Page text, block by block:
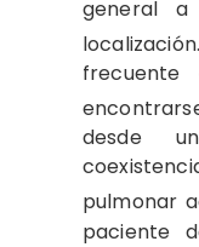
general a
localización.
desde
pulmonar
paciente